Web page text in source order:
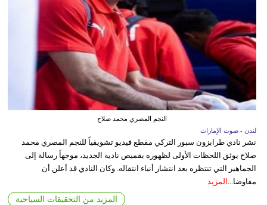
النجم المصري محمد صلاح
لندن - صوت الإمارات
نشر نادي طرابزون سبور التركي مقطع فيديو تشويقياً للنجم المصري محمد
صلاح يوثق اللحظات الأولى لظهوره بقميص ناديه الجديد، موجهاً رسالة إلى
الجماهير التي تنتظره بعد انتشار أنباء انتقاله. وكان النادي قد أعلن أن
مفاوضا... المزيد
المزيد من التحقيقات السياحية